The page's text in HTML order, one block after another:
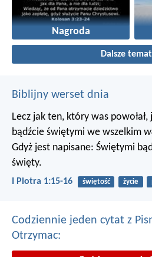
Nagroda
Dalsze
Biblijny werset dnia
Lecz jak ten, który was
bądźcie świętymi we wszelkim
Gdyż jest napisane: Świętymi
święty.
I Piotra 1:15-16 świętość życie
Codziennie jeden cytat z
Otrzymac: